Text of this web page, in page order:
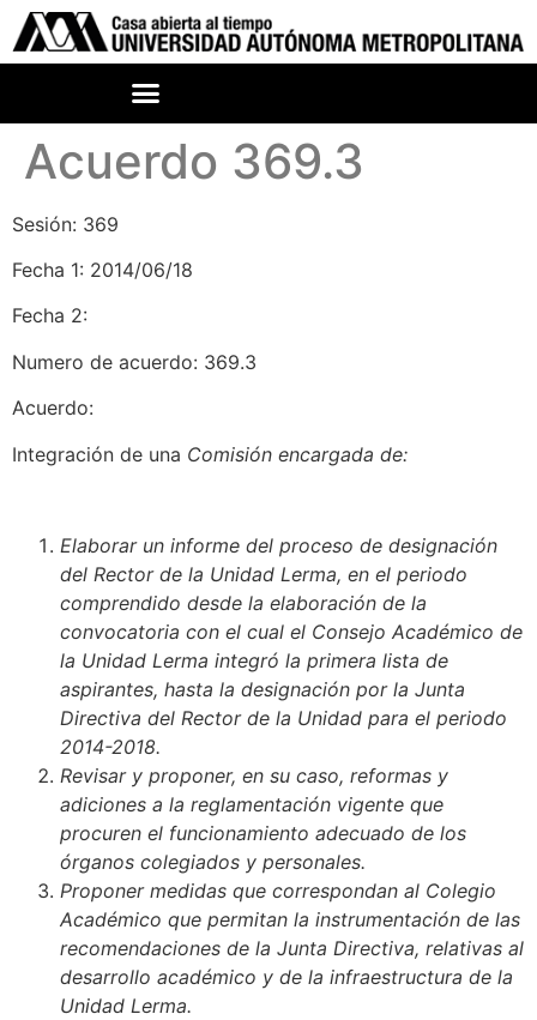
Acuerdo 369.3
Sesión: 369
Fecha 1: 2014/06/18
Fecha 2:
Numero de acuerdo: 369.3
Acuerdo:
Integración de una Comisión encargada de:
Elaborar un informe del proceso de designación
del Rector de la Unidad Lerma, en el periodo
comprendido desde la elaboración de la
convocatoria con el cual el Consejo Académico de
la Unidad Lerma integró la primera lista de
aspirantes, hasta la designación por la Junta
Directiva del Rector de la Unidad para el periodo
2014-2018.
Revisar y proponer, en su caso, reformas y
adiciones a la reglamentación vigente que
procuren el funcionamiento adecuado de los
órganos colegiados y personales.
Proponer medidas que correspondan al Colegio
Académico que permitan la instrumentación de las
recomendaciones de la Junta Directiva, relativas al
desarrollo académico y de la infraestructura de la
Unidad Lerma.